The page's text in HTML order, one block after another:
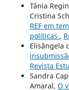
Tânia
Cristina
REF em
políticas ,
Elisângela
Revista
Sandra
Amaral, O